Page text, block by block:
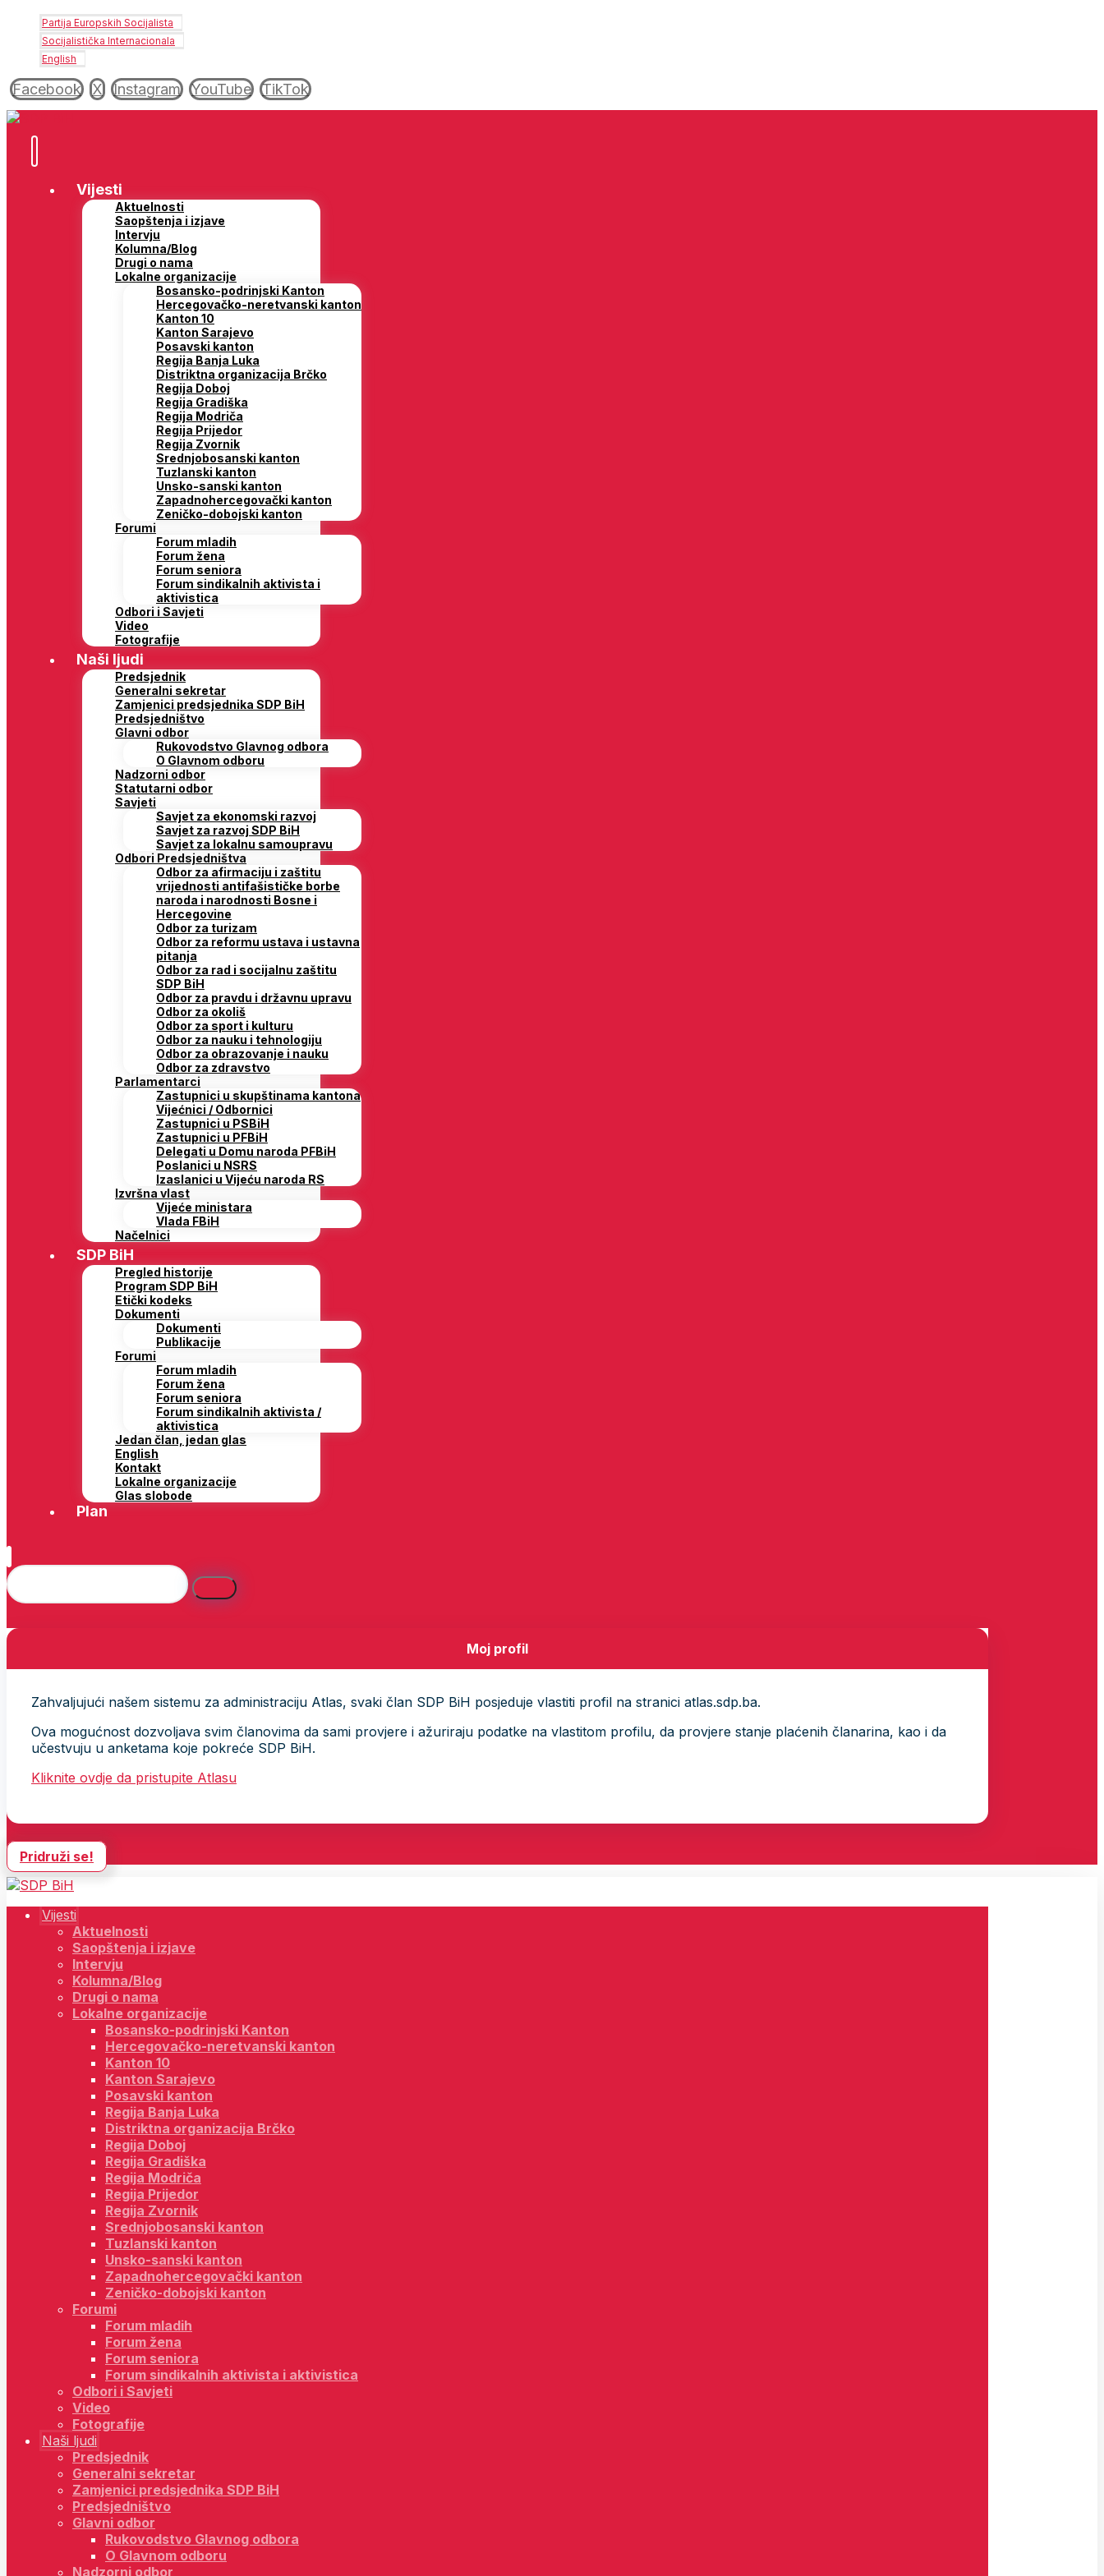
Partija Europskih Socijalista
Socijalistička Internacionala
English
Facebook X Instagram YouTube TikTok
Vijesti
Aktuelnosti
Saopštenja i izjave
Intervju
Kolumna/Blog
Drugi o nama
Lokalne organizacije
Bosansko-podrinjski Kanton
Hercegovačko-neretvanski kanton
Kanton 10
Kanton Sarajevo
Posavski kanton
Regija Banja Luka
Distriktna organizacija Brčko
Regija Doboj
Regija Gradiška
Regija Modriča
Regija Prijedor
Regija Zvornik
Srednjobosanski kanton
Tuzlanski kanton
Unsko-sanski kanton
Zapadnohercegovački kanton
Zeničko-dobojski kanton
Forumi
Forum mladih
Forum žena
Forum seniora
Forum sindikalnih aktivista i
aktivistica
Odbori i Savjeti
Video
Fotografije
Naši ljudi
Predsjednik
Generalni sekretar
Zamjenici predsjednika SDP BiH
Predsjedništvo
Glavni odbor
Rukovodstvo Glavnog odbora
O Glavnom odboru
Nadzorni odbor
Statutarni odbor
Savjeti
Savjet za ekonomski razvoj
Savjet za razvoj SDP BiH
Savjet za lokalnu samoupravu
Odbori Predsjedništva
Odbor za afirmaciju i zaštitu
vrijednosti antifašističke borbe
naroda i narodnosti Bosne i
Hercegovine
Odbor za turizam
Odbor za reformu ustava i ustavna
pitanja
Odbor za rad i socijalnu zaštitu
SDP BiH
Odbor za pravdu i državnu upravu
Odbor za okoliš
Odbor za sport i kulturu
Odbor za nauku i tehnologiju
Odbor za obrazovanje i nauku
Odbor za zdravstvo
Parlamentarci
Zastupnici u skupštinama kantona
Vijećnici / Odbornici
Zastupnici u PSBiH
Zastupnici u PFBiH
Delegati u Domu naroda PFBiH
Poslanici u NSRS
Izaslanici u Vijeću naroda RS
Izvršna vlast
Vijeće ministara
Vlada FBiH
Načelnici
SDP BiH
Pregled historije
Program SDP BiH
Etički kodeks
Dokumenti
Dokumenti
Publikacije
Forumi
Forum mladih
Forum žena
Forum seniora
Forum sindikalnih aktivista /
aktivistica
Jedan član, jedan glas
English
Kontakt
Lokalne organizacije
Glas slobode
Plan
Moj profil
Zahvaljujući našem sistemu za administraciju Atlas, svaki član SDP BiH posjeduje vlastiti profil na stranici atlas.sdp.ba.
Ova mogućnost dozvoljava svim članovima da sami provjere i ažuriraju podatke na vlastitom profilu, da provjere stanje plaćenih članarina, kao i da
učestvuju u anketama koje pokreće SDP BiH.
Kliknite ovdje da pristupite Atlasu
Pridruži se!
Vijesti
Aktuelnosti
Saopštenja i izjave
Intervju
Kolumna/Blog
Drugi o nama
Lokalne organizacije
Bosansko-podrinjski Kanton
Hercegovačko-neretvanski kanton
Kanton 10
Kanton Sarajevo
Posavski kanton
Regija Banja Luka
Distriktna organizacija Brčko
Regija Doboj
Regija Gradiška
Regija Modriča
Regija Prijedor
Regija Zvornik
Srednjobosanski kanton
Tuzlanski kanton
Unsko-sanski kanton
Zapadnohercegovački kanton
Zeničko-dobojski kanton
Forumi
Forum mladih
Forum žena
Forum seniora
Forum sindikalnih aktivista i aktivistica
Odbori i Savjeti
Video
Fotografije
Naši ljudi
Predsjednik
Generalni sekretar
Zamjenici predsjednika SDP BiH
Predsjedništvo
Glavni odbor
Rukovodstvo Glavnog odbora
O Glavnom odboru
Nadzorni odbor